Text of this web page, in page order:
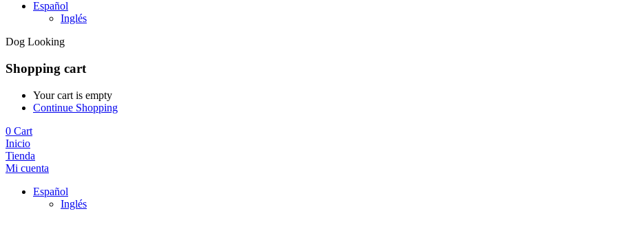
Español
Inglés
Dog Looking
Shopping cart
Your cart is empty
Continue Shopping
0 Cart
Inicio
Tienda
Mi cuenta
Español
Inglés